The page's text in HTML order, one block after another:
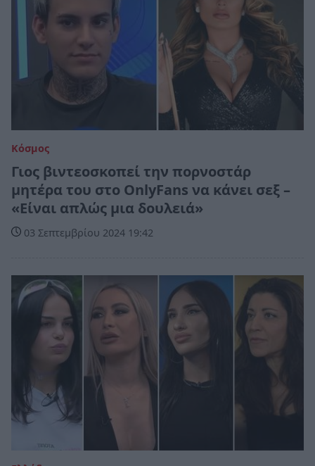
Κόσμος
Γιος βιντεοσκοπεί την πορνοστάρ
μητέρα του στο OnlyFans να κάνει σεξ –
«Είναι απλώς μια δουλειά»
03 Σεπτεμβρίου 2024 19:42